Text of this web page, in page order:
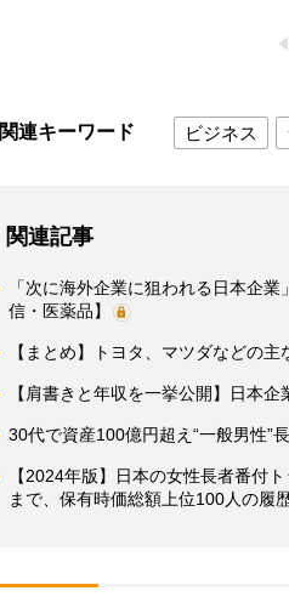
関連キーワード ビジネス
関連記事
「次に海外企業に狙われる日本企
信・医薬品】
【まとめ】トヨタ、マツダなどの
【肩書きと年収を一挙公開】日本
30代で資産100億円超え“一般男性
【2024年版】日本の女性長者番付
まで、保有時価総額上位100人の履